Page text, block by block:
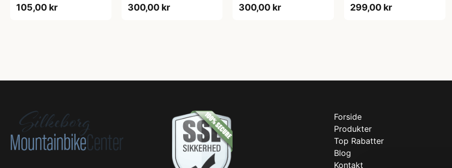
105,00 kr 300,00 kr 300,00 kr 299,00 kr
Forside
Produkter
Top Rabatter
Blog
Kontakt